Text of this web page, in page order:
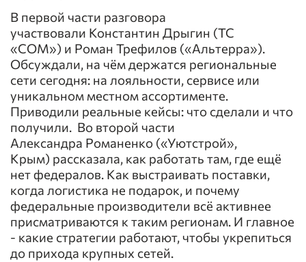
В первой части разговора
участвовали Константин Дрыгин (ТС
«СОМ») и Роман Трефилов («Альтерра»).
Обсуждали, на чём держатся региональные
сети сегодня: на лояльности, сервисе или
уникальном местном ассортименте.
Приводили реальные кейсы: что сделали и что
получили. Во второй части
Александра Романенко («Уютстрой»,
Крым) рассказала, как работать там, где ещё
нет федералов. Как выстраивать поставки,
когда логистика не подарок, и почему
федеральные производители всё активнее
присматриваются к таким регионам. И главное
- какие стратегии работают, чтобы укрепиться
до прихода крупных сетей.